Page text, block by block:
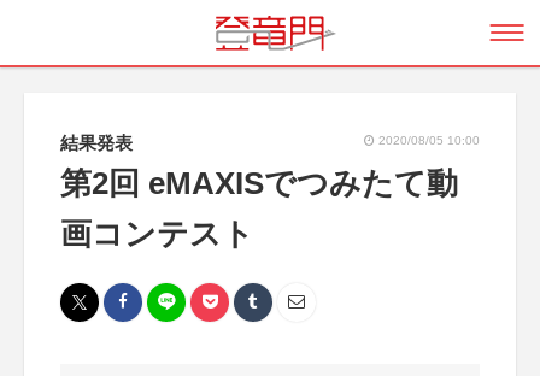
結果発表 2020/08/05 10:00
第2回 eMAXISでつみたて動
画コンテスト